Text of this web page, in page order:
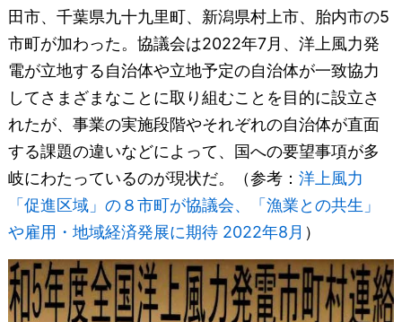
田市、千葉県九十九里町、新潟県村上市、胎内市の5
市町が加わった。協議会は2022年7月、洋上風力発
電が立地する自治体や立地予定の自治体が一致協力
してさまざまなことに取り組むことを目的に設立さ
れたが、事業の実施段階やそれぞれの自治体が直面
する課題の違いなどによって、国への要望事項が多
岐にわたっているのが現状だ。（参考： 洋上風力
「促進区域」の８市町が協議会、「漁業との共生」
や雇用・地域経済発展に期待 2022年8月 ）